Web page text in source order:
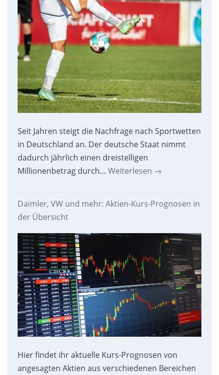
Seit Jahren steigt die Nachfrage nach Sportwetten
in Deutschland an. Der deutsche Staat nimmt
dadurch jährlich einen dreistelligen
Millionenbetrag durch… Weiterlesen →
Daimler, VW und mehr: Aktien-Kurs-Prognosen in
der Übersicht
Hier findet ihr aktuelle Kurs-Prognosen von
angesagten Aktien aus verschiedenen Bereichen